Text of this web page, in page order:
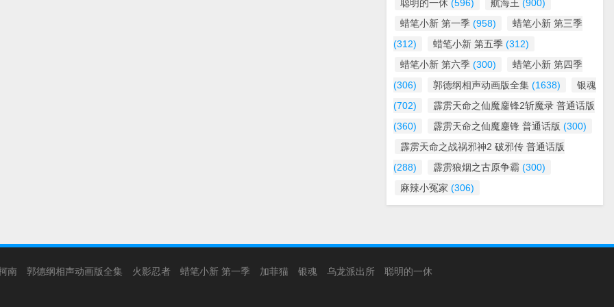
聪明的一休 (596) 航海王 (900)
蜡笔小新 第一季 (958)
蜡笔小新 第三季
(312)
蜡笔小新 第五季 (312)
蜡笔小新 第六季 (300)
蜡笔小新 第四季
(306)
郭德纲相声动画版全集 (1638)
银魂
(702)
霹雳天命之仙魔鏖锋2斩魔录 普通话版
(360)
霹雳天命之仙魔鏖锋 普通话版 (300)
霹雳天命之战祸邪神2 破邪传 普通话版
(288)
霹雳狼烟之古原争霸 (300)
麻辣小冤家 (306)
南 郭德纲相声动画版全集 火影忍者 蜡笔小新 第一季 加菲猫 银魂 乌龙派出所 聪明的一休